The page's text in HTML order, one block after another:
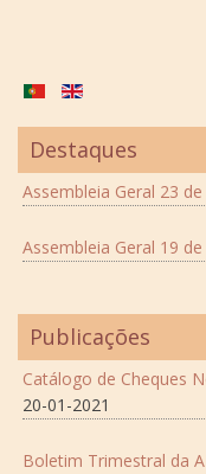
Destaques
Assembleia Geral 23
Assembleia Geral 19
Publicações
Catálogo de Cheques
20-01-2021
Boletim Trimestral da